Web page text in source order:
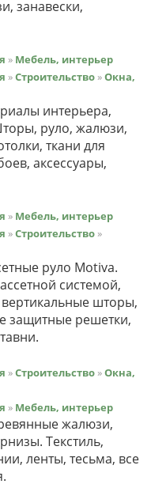
занавески,
» Мебель, интерьер
»Строительство »Окна,
интерьера,
руло, жалюзи,
ткани для
аксессуары,
» Мебель, интерьер
»Строительство »
руло Motiva.
системой,
шторы,
защитные решетки,
»Строительство »Окна,
» Мебель, интерьер
жалюзи,
Текстиль,
ленты, тесьма, все